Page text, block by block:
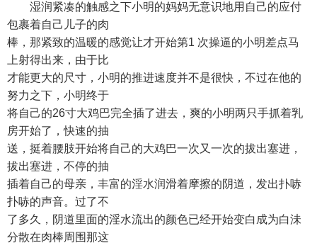
湿润紧凑的触感之下小明的妈妈无意识地用自己的应付
包裹着自己儿子的肉
棒，那紧致的温暖的感觉让才开始第1 次操逼的小明差点马
上射得出来，由于比
才能更大的尺寸，小明的推进速度并不是很快，不过在他的
努力之下，小明终于
将自己的26寸大鸡巴完全插了进去，爽的小明两只手抓着乳
房开始了，快速的抽
送，挺着腰肢开始将自己的大鸡巴一次又一次的拔出塞进，
拔出塞进，不停的抽
插着自己的母亲，丰富的淫水润滑着摩擦的阴道，发出扑哧
扑哧的声音。过了不
了多久，阴道里面的淫水流出的颜色已经开始变白成为白沬
分散在肉棒周围那这